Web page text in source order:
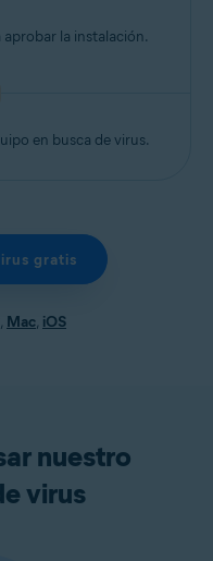
la instalación.
en busca de virus.
gratis
, Mac, iOS
nuestro
virus